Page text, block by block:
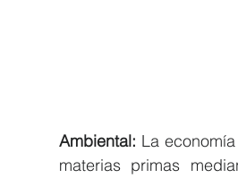
Ambiental: La
materias primas